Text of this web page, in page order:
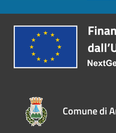
Comune di